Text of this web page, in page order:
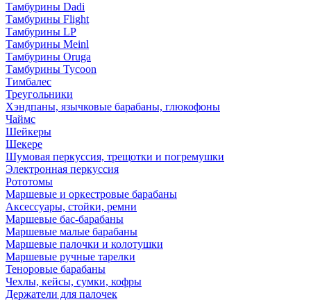
Тамбурины Dadi
Тамбурины Flight
Тамбурины LP
Тамбурины Meinl
Тамбурины Oruga
Тамбурины Tycoon
Тимбалес
Треугольники
Хэндпаны, язычковые барабаны, глюкофоны
Чаймс
Шейкеры
Шекере
Шумовая перкуссия, трещотки и погремушки
Электронная перкуссия
Рототомы
Маршевые и оркестровые барабаны
Аксессуары, стойки, ремни
Маршевые бас-барабаны
Маршевые малые барабаны
Маршевые палочки и колотушки
Маршевые ручные тарелки
Теноровые барабаны
Чехлы, кейсы, сумки, кофры
Держатели для палочек